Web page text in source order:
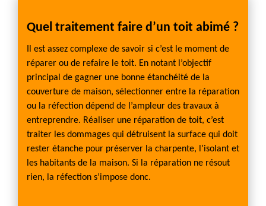
Quel traitement faire d’un toit abimé ?
Il est assez complexe de savoir si c’est le moment de
réparer ou de refaire le toit. En notant l’objectif
principal de gagner une bonne étanchéité de la
couverture de maison, sélectionner entre la réparation
ou la réfection dépend de l’ampleur des travaux à
entreprendre. Réaliser une réparation de toit, c’est
traiter les dommages qui détruisent la surface qui doit
rester étanche pour préserver la charpente, l’isolant et
les habitants de la maison. Si la réparation ne résout
rien, la réfection s’impose donc.